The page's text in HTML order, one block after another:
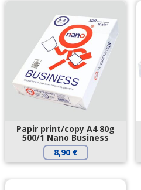
Papir print/copy A4 80g
500/1 Nano Business
8,90 €